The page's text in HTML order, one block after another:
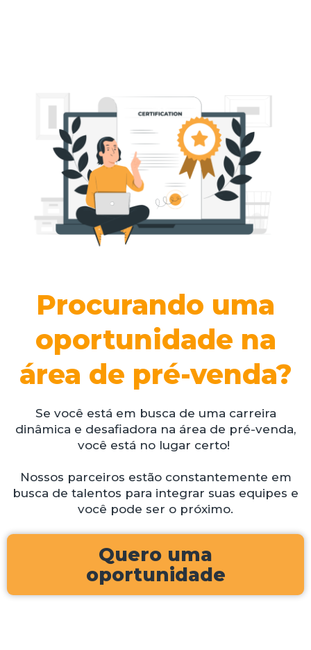
Procurando uma
oportunidade na
área de pré-venda?
Se você está em busca de uma carreira
dinâmica e desafiadora na área de pré-venda,
você está no lugar certo!
Nossos parceiros estão constantemente em
busca de talentos para integrar suas equipes e
você pode ser o próximo.
Quero uma
oportunidade